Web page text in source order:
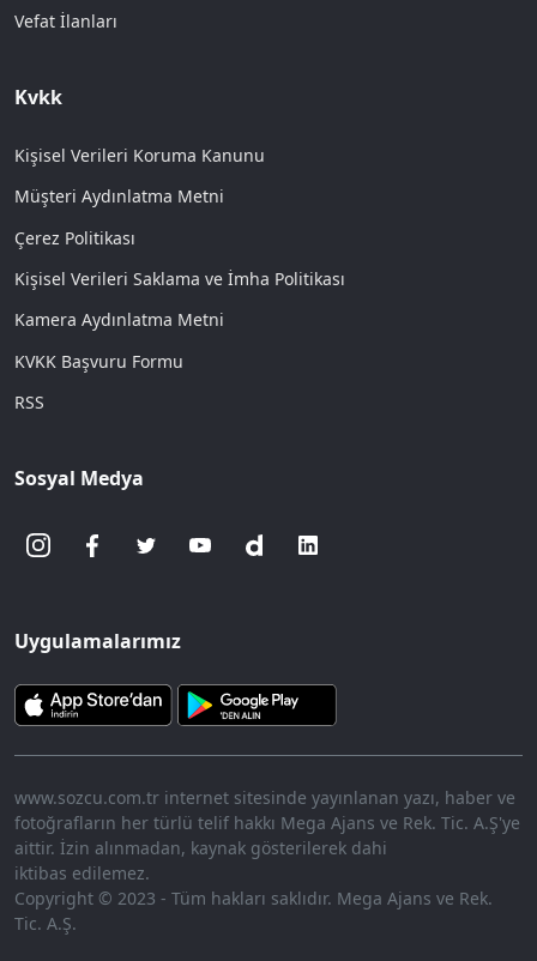
Vefat İlanları
Kvkk
Kişisel Verileri Koruma Kanunu
Müşteri Aydınlatma Metni
Çerez Politikası
Kişisel Verileri Saklama ve İmha Politikası
Kamera Aydınlatma Metni
KVKK Başvuru Formu
RSS
Sosyal Medya
Uygulamalarımız
www.sozcu.com.tr internet sitesinde yayınlanan yazı, haber ve
fotoğrafların her türlü telif hakkı Mega Ajans ve Rek. Tic. A.Ş'ye
aittir. İzin alınmadan, kaynak gösterilerek dahi
iktibas edilemez.
Copyright © 2023 - Tüm hakları saklıdır. Mega Ajans ve Rek.
Tic. A.Ş.